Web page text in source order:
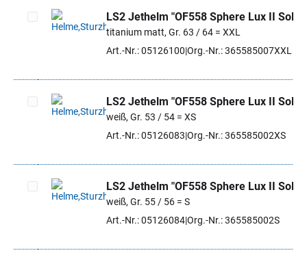
Artikel auswählen
LS2 Jethelm "OF558 Sphere Lux II Solid"
titanium matt, Gr. 63 / 64 = XXL
Art.-Nr.: 05126100 Org.-Nr.: 365585007XXL
Artikel auswählen
LS2 Jethelm "OF558 Sphere Lux II Solid"
weiß, Gr. 53 / 54 = XS
Art.-Nr.: 05126083 Org.-Nr.: 365585002XS
Artikel auswählen
LS2 Jethelm "OF558 Sphere Lux II Solid"
weiß, Gr. 55 / 56 = S
Art.-Nr.: 05126084Org.-Nr.: 365585002S